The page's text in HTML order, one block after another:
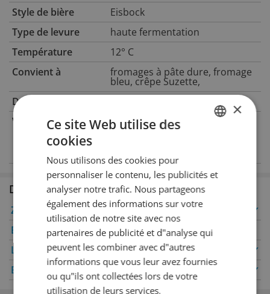
Style de bière
Eisbock
Type de levure
haute fermentation
Température
12° C
Convient à
fromages à pâte dure, fromage
bleu, crêpe Suzette,
Degré d'alcool
Verre idéal
Disponible en succursale
Zurich
✔
Berne
✔
Lucerne
✔
Bâle
✔
Winterthour
✔
Genève
Oerlikon
✔
Saint-Gall
✔
×
Ce site Web utilise des
cookies
Nous utilisons des cookies pour
personnaliser le contenu, les publicités et
analyser notre trafic. Nous partageons
également des informations sur votre
utilisation de notre site avec nos
partenaires de publicité et d"analyse qui
peuvent les combiner avec d"autres
informations que vous leur avez fournies
ou qu"ils ont collectées lors de votre
utilisation de leurs services.